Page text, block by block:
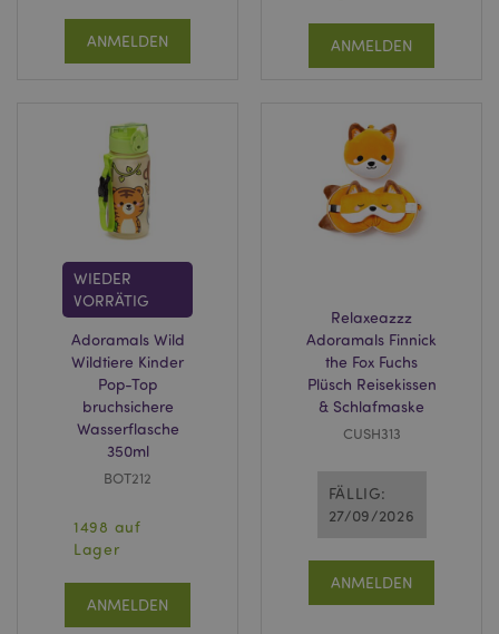
ANMELDEN ANMELDEN
WIEDER
VORRÄTIG
Adoramals Wild
Wildtiere Kinder
Pop-Top
bruchsichere
Wasserflasche
350ml
BOT212
1498 auf
Lager
ANMELDEN
Relaxeazzz
Adoramals Finnick
the Fox Fuchs
Plüsch Reisekissen
& Schlafmaske
CUSH313
FÄLLIG:
27/09/2026
ANMELDEN